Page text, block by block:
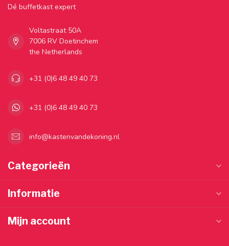
Dé buffetkast expert
Voltastraat 50A
7006 RV Doetinchem
the Netherlands
+31 (0)6 48 49 40 73
+31 (0)6 48 49 40 73
info@kastenvandekoning.nl
Categorieën
Informatie
Mijn account